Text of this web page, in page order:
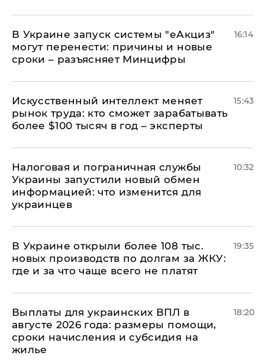
В Украине запуск системы "еАкциз"
могут перенести: причины и новые
сроки – разъясняет Минцифры
16:14
Искусственный интеллект меняет
рынок труда: кто сможет зарабатывать
более $100 тысяч в год – эксперты
15:43
Налоговая и пограничная службы
Украины запустили новый обмен
информацией: что изменится для
украинцев
10:32
В Украине открыли более 108 тыс.
новых производств по долгам за ЖКУ:
где и за что чаще всего не платят
19:35
Выплаты для украинских ВПЛ в
августе 2026 года: размеры помощи,
сроки начисления и субсидия на
жилье
18:20